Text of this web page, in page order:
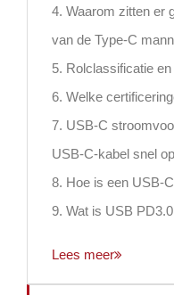
4. Waarom zitten er
van de Type-C
5. Rolclassificatie
6. Welke
7. USB-C
USB-C-kabel snel
8. Hoe is een USB-
9. Wat is USB
Lees meer